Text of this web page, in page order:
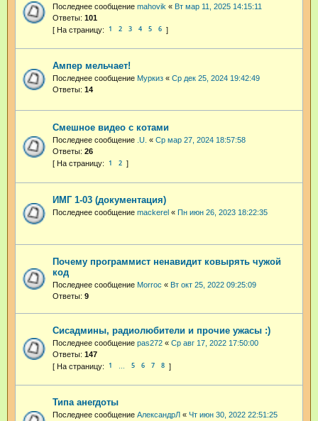
Последнее сообщение mahovik « Вт мар 11, 2025 14:15:11
Ответы: 101
1 2 3 4 5 6
Ампер мельчает!
Последнее сообщение Муркиз « Ср дек 25, 2024 19:42:49
Ответы: 14
Смешное видео с котами
Последнее сообщение .U. « Ср мар 27, 2024 18:57:58
Ответы: 26
1 2
ИМГ 1-03 (документация)
Последнее сообщение mackerel « Пн июн 26, 2023 18:22:35
Почему программист ненавидит ковырять чужой
код
Последнее сообщение Morroc « Вт окт 25, 2022 09:25:09
Ответы: 9
Сисадмины, радиолюбители и прочие ужасы :)
Последнее сообщение pas272 « Ср авг 17, 2022 17:50:00
Ответы: 147
1 5 6 7 8
Типа анегдоты
Последнее сообщение АлександрЛ « Чт июн 30, 2022 22:51:25